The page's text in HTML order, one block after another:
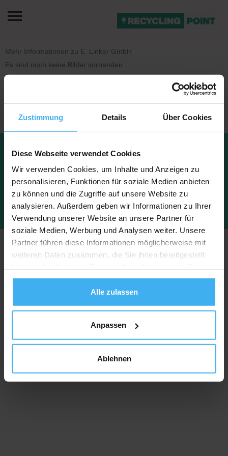
Zustimmung Details Über Cookies
Diese Webseite verwendet Cookies
Wir verwenden Cookies, um Inhalte und Anzeigen zu
personalisieren, Funktionen für soziale Medien anbieten
zu können und die Zugriffe auf unsere Website zu
analysieren. Außerdem geben wir Informationen zu Ihrer
Verwendung unserer Website an unsere Partner für
soziale Medien, Werbung und Analysen weiter. Unsere
Partner führen diese Informationen möglicherweise mit
weiteren Daten zusammen, die Sie ihnen bereitgestellt
gesammelt haben.
Alle zulassen
Anpassen
Ablehnen
Mehr Informationen zu E. Linker GmbH
Es sind noch keine Bilder vorhanden.
Datenschu
Impressu
Copyright © 2023 Recyclingpoint